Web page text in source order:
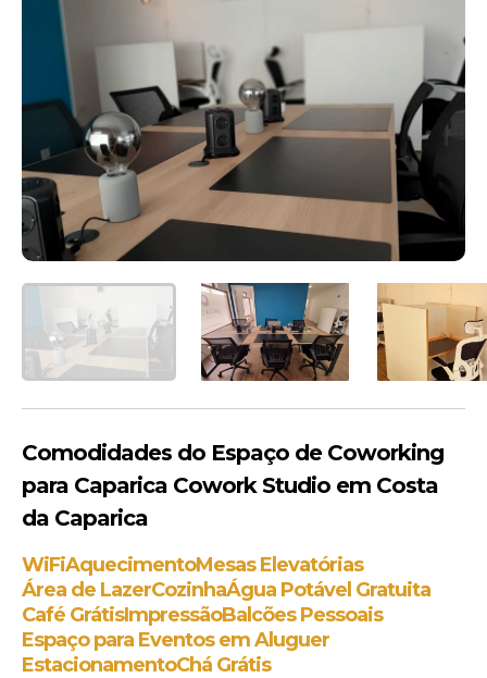
Comodidades do Espaço de Coworking
para Caparica Cowork Studio em Costa
da Caparica
WiFiAquecimentoMesas Elevatórias
Área de LazerCozinhaÁgua Potável Gratuita
Café GrátisImpressãoBalcões Pessoais
Espaço para Eventos em Aluguer
EstacionamentoChá Grátis